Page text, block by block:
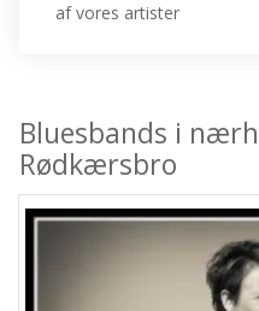
af vores artister
Bluesbands i
Rødkærsbro